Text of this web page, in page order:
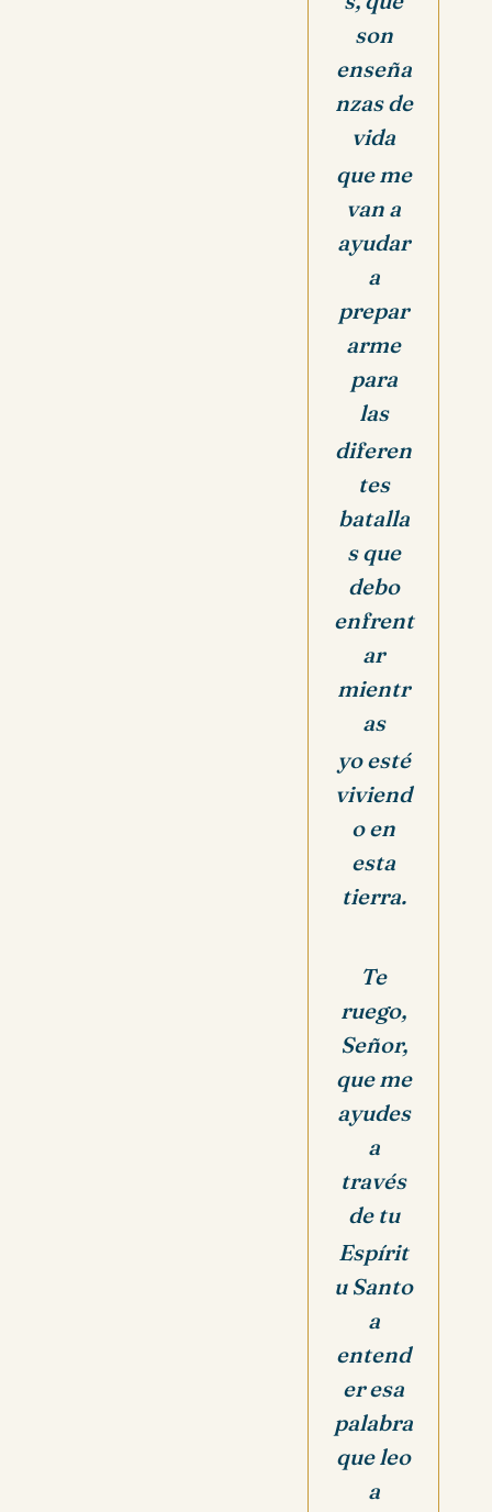
son
enseña
nzas de
vida
que me
van a
ayudar
a
prepar
arme
para
las
diferen
tes
batalla
s que
debo
enfrent
ar
mientr
as
yo esté
viviend
o en
esta
tierra.
Te
ruego,
Señor,
que me
ayudes
a
través
de tu
Espírit
u Santo
a
entend
er esa
palabra
que leo
a